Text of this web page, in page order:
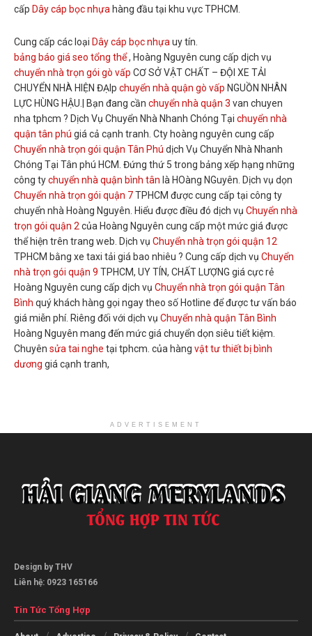
cấp Dây cáp bọc nhựa hàng đầu tại khu vực TPHCM.
Cung cấp các loại Dây cáp bọc nhựa uy tín.
bảng báo giá seo tổng thể, Hoàng Nguyên cung cấp dịch vụ
chuyển nhà trọn gói gò vấp CƠ SỞ VẬT CHẤT – ĐỘI XE TẢI
CHUYỂN NHÀ HIỆN ĐẠIp chuyển nhà quận gò vấp NGUỒN NHÂN
LỰC HÙNG HẬU.| Bạn đang cần chuyển nhà quận 3 van chuyen
nha tphcm ? Dịch Vụ Chuyển Nhà Nhanh Chóng Tại chuyển nhà
quận tân phú giá cả cạnh tranh. Cty hoàng nguyên cung cấp
Chuyển nhà trọn gói quận Tân Phú dịch Vụ Chuyển Nhà Nhanh
Chóng Tại Tân phú HCM. Đứng thứ 5 trong bảng xếp hạng những
công tychuyển nhà quận bình tân là HOàng NGuyên. Dịch vụ dọn
Chuyển nhà trọn gói quận 7TPHCM được cung cấp tại công ty
chuyển nhà Hoàng Nguyên. Hiểu được điều đó dịch vụ Chuyển nhà
trọn gói quận 2 của Hoàng Nguyên cung cấp một mức giá được
thể hiện trên trang web. Dịch vụ Chuyển nhà trọn gói quận 12
TPHCM bằng xe taxi tải giá bao nhiêu ? Cung cấp dịch vụ Chuyển
nhà trọn gói quận 9 TPHCM, UY TÍN, CHẤT LƯỢNG giá cực rẻ
Hoàng Nguyên cung cấp dịch vụ Chuyển nhà trọn gói quận Tân
Bình quý khách hàng gọi ngay theo số Hotline để được tư vấn báo
giá miễn phí. Riêng đối với dịch vụ Chuyển nhà quận Tân Bình
Hoàng Nguyên mang đến mức giá chuyển dọn siêu tiết kiệm.
Chuyên sửa tai nghe tại tphcm. của hàng vật tư thiết bị bình
dương giá cạnh tranh,
ADVERTISEMENT
Design by THV
Liên hệ: 0923 165166
Tin Tức Tổng Hợp